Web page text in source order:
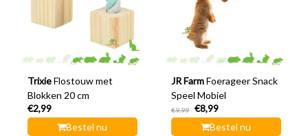
Trixie Flostouw met
Blokken 20 cm
€2,99
Bestel nu
JR Farm Foerageer Snack
Speel Mobiel
€9,99
€8,99
Bestel nu